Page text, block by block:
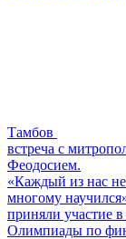
Тамбов
встреча с
Феодосием.
«Каждый из нас
многому
приняли участие
Олимпиады по